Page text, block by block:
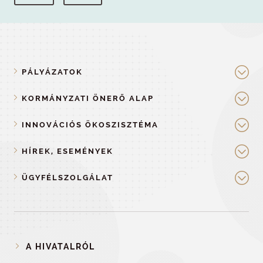
PÁLYÁZATOK
KORMÁNYZATI ÖNERŐ ALAP
INNOVÁCIÓS ÖKOSZISZTÉMA
HÍREK, ESEMÉNYEK
ÜGYFÉLSZOLGÁLAT
A HIVATALRÓL